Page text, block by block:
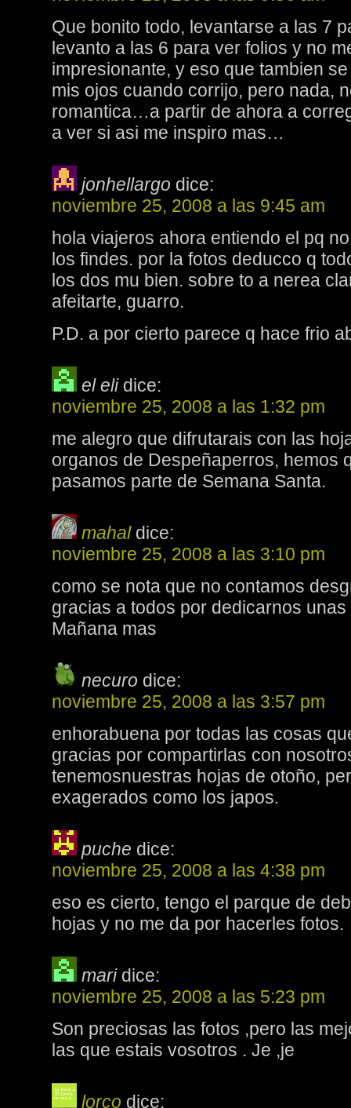
Que bonito todo, levantarse a las 7
levanto a las 6 para ver folios y no
impresionante, y eso que tambien
mis ojos cuando corrijo, pero nada,
romantica…a partir de ahora a
a ver si asi me inspiro mas…
jonhellargo dice:
noviembre 25, 2008 a las 9:45 am
hola viajeros ahora entiendo el pq
los findes. por la fotos deducco q
los dos mu bien. sobre to a nerea
afeitarte, guarro.
P.D. a por cierto parece q hace frio
el eli dice:
noviembre 25, 2008 a las 1:32 pm
me alegro que difrutarais con las
organos de Despeñaperros, hemos
pasamos parte de Semana Santa.
mahal dice:
noviembre 25, 2008 a las 3:10 pm
como se nota que no contamos
gracias a todos por dedicarnos
Mañana mas
necuro dice:
noviembre 25, 2008 a las 3:57 pm
enhorabuena por todas las cosas
gracias por compartirlas con
tenemosnuestras hojas de otoño,
exagerados como los japos.
puche dice:
noviembre 25, 2008 a las 4:38 pm
eso es cierto, tengo el parque de
hojas y no me da por hacerles fotos.
mari dice:
noviembre 25, 2008 a las 5:23 pm
Son preciosas las fotos ,pero las
las que estais vosotros . Je ,je
lorco dice: